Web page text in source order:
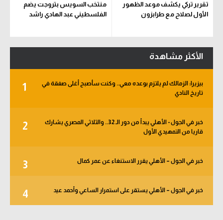
تقرير تركي يكشف موعد الظهور
الأول لصلاح مع طرابزون
منتخب السويس بتروجت يضم
الفلسطيني عبد الهادي راشد
الأكثر مشاهدة
1
بيزيرا: الزمالك لم يلتزم بوعده معي.. وكنت سأصبح أغلى صفقة في
تاريخ النادي
2
خبر في الجول - الأهلي يبدأ من دور الـ 32.. والثلاثي المصري يشارك
قاريا من التمهيدي الأول
3 خبر في الجول – الأهلي يقرر الاستنغاء عن عمر كمال
4 خبر في الجول – الأهلي يستقر على استمرار الساعي وأحمد عيد